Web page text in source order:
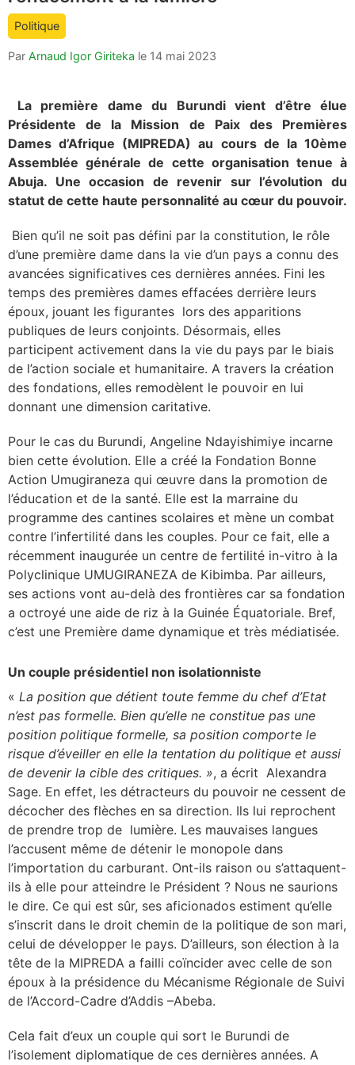
count
Politique
Par Arnaud Igor Giriteka le 14 mai 2023
La première dame du Burundi vient d’être élue
Présidente de la Mission de Paix des Premières
Dames d’Afrique (MIPREDA) au cours de la 10ème
Assemblée générale de cette organisation tenue à
Abuja. Une occasion de revenir sur l’évolution du
statut de cette haute personnalité au cœur du pouvoir.
Bien qu’il ne soit pas défini par la constitution, le rôle
d’une première dame dans la vie d’un pays a connu des
avancées significatives ces dernières années. Fini les
temps des premières dames effacées derrière leurs
époux, jouant les figurantes lors des apparitions
publiques de leurs conjoints. Désormais, elles
participent activement dans la vie du pays par le biais
de l’action sociale et humanitaire. A travers la création
des fondations, elles remodèlent le pouvoir en lui
donnant une dimension caritative.
Pour le cas du Burundi, Angeline Ndayishimiye incarne
bien cette évolution. Elle a créé la Fondation Bonne
Action Umugiraneza qui œuvre dans la promotion de
l’éducation et de la santé. Elle est la marraine du
programme des cantines scolaires et mène un combat
contre l’infertilité dans les couples. Pour ce fait, elle a
récemment inaugurée un centre de fertilité in-vitro à la
Polyclinique UMUGIRANEZA de Kibimba. Par ailleurs,
ses actions vont au-delà des frontières car sa fondation
a octroyé une aide de riz à la Guinée Équatoriale. Bref,
c’est une Première dame dynamique et très médiatisée.
Un couple présidentiel non isolationniste
« La position que détient toute femme du chef d’Etat
n’est pas formelle. Bien qu’elle ne constitue pas une
position politique formelle, sa position comporte le
risque d’éveiller en elle la tentation du politique et aussi
de devenir la cible des critiques. », a écrit Alexandra
Sage. En effet, les détracteurs du pouvoir ne cessent de
décocher des flèches en sa direction. Ils lui reprochent
de prendre trop de lumière. Les mauvaises langues
l’accusent même de détenir le monopole dans
l’importation du carburant. Ont-ils raison ou s’attaquent-
ils à elle pour atteindre le Président ? Nous ne saurions
le dire. Ce qui est sûr, ses aficionados estiment qu’elle
s’inscrit dans le droit chemin de la politique de son mari,
celui de développer le pays. D’ailleurs, son élection à la
tête de la MIPREDA a failli coïncider avec celle de son
époux à la présidence du Mécanisme Régionale de Suivi
de l’Accord-Cadre d’Addis –Abeba.
Cela fait d’eux un couple qui sort le Burundi de
l’isolement diplomatique de ces dernières années. A